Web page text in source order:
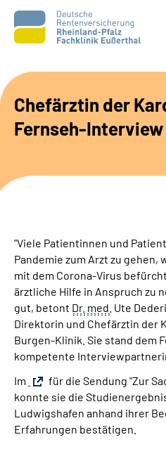
Unsere Angebote
Beratungsstellen &
Zuweisende
Suche
Leichte Sprache
Gebärdensprache
Chefärztin der
Fernseh-
"Viele Patientinnen und
Pandemie zum Arzt zu gehen,
mit dem Corona-Virus
ärztliche Hilfe in Anspruch zu
gut, betont Dr. med. Ute
Direktorin und Chefärztin der
Burgen-Klinik. Sie stand dem
kompetente
Im
für die Sendung "Zur
konnte sie die
Ludwigshafen anhand ihrer
Erfahrungen bestätigen.